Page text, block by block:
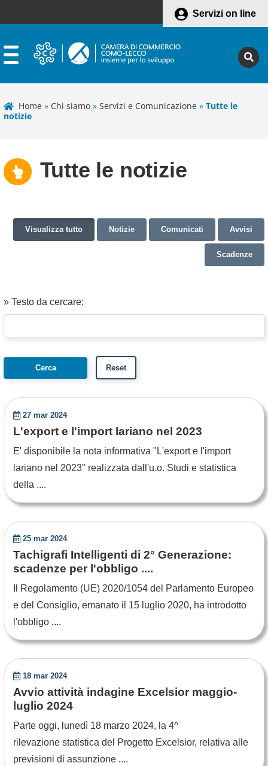
Servizi on line
Home » Chi siamo » Servizi e Comunicazione » Tutte le
notizie
Tutte le notizie
Visualizza tutto Notizie Comunicati Avvisi
Scadenze
» Testo da cercare:
27 mar 2024
L'export e l'import lariano nel 2023
E' disponibile la nota informativa "L'export e l'import
lariano nel 2023" realizzata dall'u.o. Studi e statistica
della ....
25 mar 2024
Tachigrafi Intelligenti di 2° Generazione:
scadenze per l'obbligo ....
Il Regolamento (UE) 2020/1054 del Parlamento Europeo
e del Consiglio, emanato il 15 luglio 2020, ha introdotto
l'obbligo ....
18 mar 2024
Avvio attività indagine Excelsior maggio-
luglio 2024
Parte oggi, lunedì 18 marzo 2024, la 4^
rilevazione statistica del Progetto Excelsior, relativa alle
previsioni di assunzione ....